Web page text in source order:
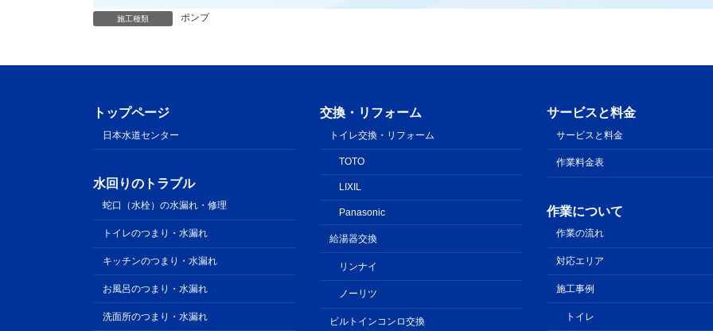
施工種類 ポンプ
トップページ
日本水道センター
水回りのトラブル
蛇口（水栓）の水漏れ・修理
トイレのつまり・水漏れ
キッチンのつまり・水漏れ
お風呂のつまり・水漏れ
洗面所のつまり・水漏れ
交換・リフォーム
トイレ交換・リフォーム
TOTO
LIXIL
Panasonic
給湯器交換
リンナイ
ノーリツ
ビルトインコンロ交換
サービスと料金
サービスと料金
作業料金表
作業について
作業の流れ
対応エリア
施工事例
トイレ